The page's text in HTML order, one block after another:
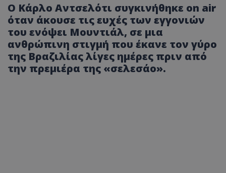
Ο Κάρλο Αντσελότι συγκινήθηκε on air
όταν άκουσε τις ευχές των εγγονιών
του ενόψει Μουντιάλ, σε μια
ανθρώπινη στιγμή που έκανε τον γύρο
της Βραζιλίας λίγες ημέρες πριν από
την πρεμιέρα της «σελεσάο».